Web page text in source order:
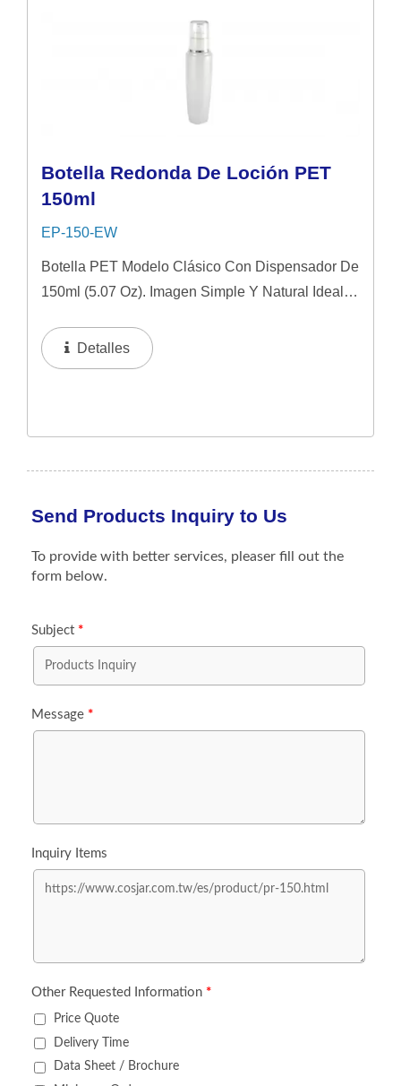
Botella Redonda De Loción PET
150ml
EP-150-EW
Botella PET Modelo Clásico Con Dispensador De
150ml (5.07 Oz). Imagen Simple Y Natural Ideal
Media. Se Sugiere Aplicar En Líquido Y Loción.
Detalles